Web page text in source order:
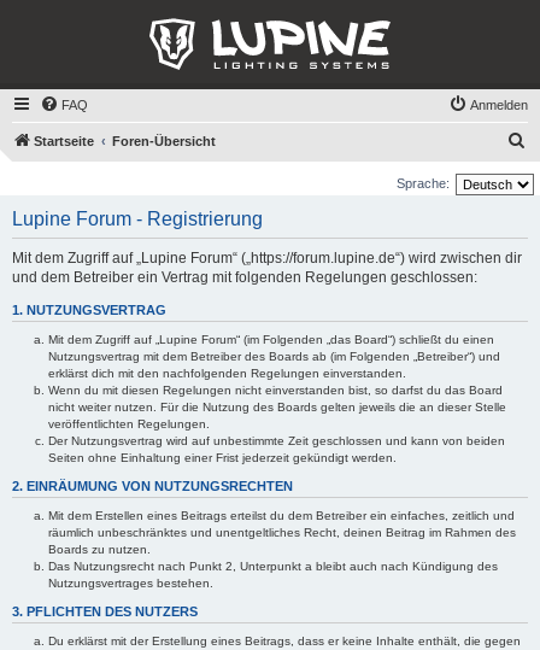
FAQ Anmelden
Startseite Foren-Übersicht
c
Sprache:
Lupine Forum - Registrierung
Mit dem Zugriff auf „Lupine Forum“ („https://forum.lupine.de“) wird zwischen dir
und dem Betreiber ein Vertrag mit folgenden Regelungen geschlossen:
1. NUTZUNGSVERTRAG
Mit dem Zugriff auf „Lupine Forum“ (im Folgenden „das Board“) schließt du einen
Nutzungsvertrag mit dem Betreiber des Boards ab (im Folgenden „Betreiber“) und
erklärst dich mit den nachfolgenden Regelungen einverstanden.
Wenn du mit diesen Regelungen nicht einverstanden bist, so darfst du das Board
nicht weiter nutzen. Für die Nutzung des Boards gelten jeweils die an dieser Stelle
veröffentlichten Regelungen.
Der Nutzungsvertrag wird auf unbestimmte Zeit geschlossen und kann von beiden
Seiten ohne Einhaltung einer Frist jederzeit gekündigt werden.
2. EINRÄUMUNG VON NUTZUNGSRECHTEN
Mit dem Erstellen eines Beitrags erteilst du dem Betreiber ein einfaches, zeitlich und
räumlich unbeschränktes und unentgeltliches Recht, deinen Beitrag im Rahmen des
Boards zu nutzen.
Das Nutzungsrecht nach Punkt 2, Unterpunkt a bleibt auch nach Kündigung des
Nutzungsvertrages bestehen.
3. PFLICHTEN DES NUTZERS
Du erklärst mit der Erstellung eines Beitrags, dass er keine Inhalte enthält, die gegen